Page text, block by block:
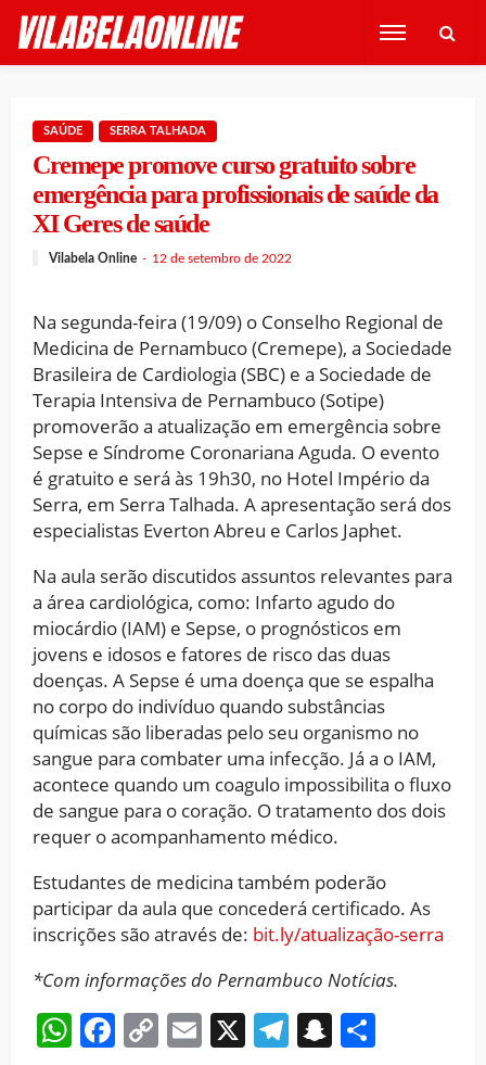
SAÚDE SERRA TALHADA
Cremepe promove curso gratuito sobre
emergência para profissionais de saúde da
XI Geres de saúde
Vilabela Online 12 de setembro de 2022
Na segunda-feira (19/09) o Conselho Regional de
Medicina de Pernambuco (Cremepe), a Sociedade
Brasileira de Cardiologia (SBC) e a Sociedade de
Terapia Intensiva de Pernambuco (Sotipe)
promoverão a atualização em emergência sobre
Sepse e Síndrome Coronariana Aguda. O evento
é gratuito e será às 19h30, no Hotel Império da
Serra, em Serra Talhada. A apresentação será dos
especialistas Everton Abreu e Carlos Japhet.
Na aula serão discutidos assuntos relevantes para
a área cardiológica, como: Infarto agudo do
miocárdio (IAM) e Sepse, o prognósticos em
jovens e idosos e fatores de risco das duas
doenças. A Sepse é uma doença que se espalha
no corpo do indivíduo quando substâncias
químicas são liberadas pelo seu organismo no
sangue para combater uma infecção. Já a o IAM,
acontece quando um coagulo impossibilita o fluxo
de sangue para o coração. O tratamento dos dois
requer o acompanhamento médico.
Estudantes de medicina também poderão
participar da aula que concederá certificado. As
inscrições são através de: bit.ly/atualização-serra
*Com informações do Pernambuco Notícias.
WhatsApp
Facebook
CopyEmail
X Telegram
Snapchat